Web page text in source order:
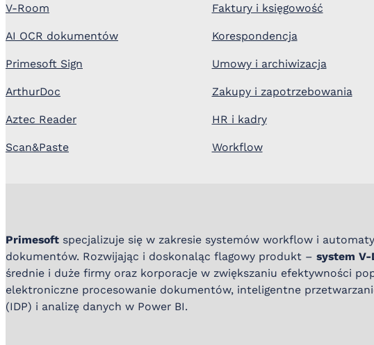
V-Room
AI OCR dokumentów
Primesoft Sign
ArthurDoc
Aztec Reader
Scan&Paste
Faktury i księgowość
Korespondencja
Umowy i archiwizacja
Zakupy i zapotrzebowania
HR i kadry
Workflow
Primesoft specjalizuje się w zakresie systemów workflow i
dokumentów. Rozwijając i doskonaląc flagowy produkt – system V-
średnie i duże firmy oraz korporacje w zwiększaniu efektywności
elektroniczne procesowanie dokumentów, inteligentne
(IDP) i analizę danych w Power BI.